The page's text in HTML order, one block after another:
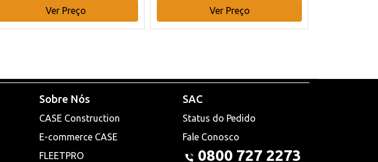
Ver Preço
Ver Preço
Sobre Nós
CASE Construction
E-commerce CASE
FLEETPRO
SAC
Status do Pedido
Fale Conosco
0800 727 2273